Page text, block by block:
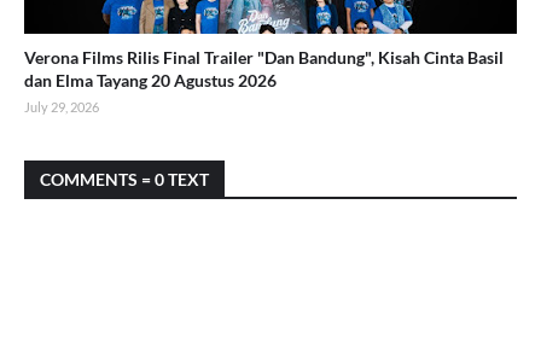
Verona Films Rilis Final Trailer "Dan Bandung", Kisah Cinta Basil
dan Elma Tayang 20 Agustus 2026
July 29, 2026
COMMENTS = 0 TEXT